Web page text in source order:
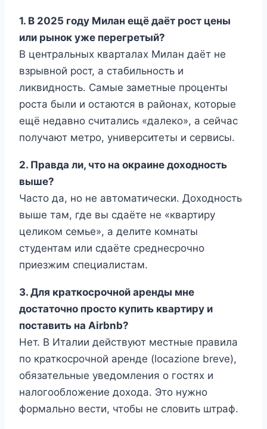
1. В 2025 году Милан ещё даёт рост цены
или рынок уже перегретый?
В центральных кварталах Милан даёт не
взрывной рост, а стабильность и
ликвидность. Самые заметные проценты
роста были и остаются в районах, которые
ещё недавно считались «далеко», а сейчас
получают метро, университеты и сервисы.
2. Правда ли, что на окраине доходность
выше?
Часто да, но не автоматически. Доходность
выше там, где вы сдаёте не «квартиру
целиком семье», а делите комнаты
студентам или сдаёте среднесрочно
приезжим специалистам.
3. Для краткосрочной аренды мне
достаточно просто купить квартиру и
поставить на Airbnb?
Нет. В Италии действуют местные правила
по краткосрочной аренде (locazione breve),
обязательные уведомления о гостях и
налогообложение дохода. Это нужно
формально вести, чтобы не словить штраф.